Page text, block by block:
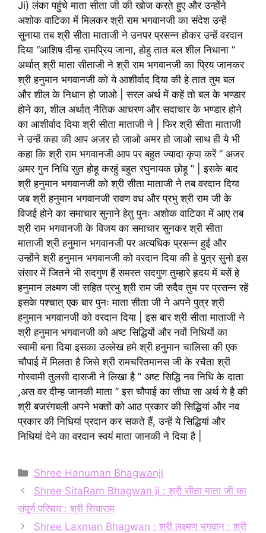
Ji) लंका पहुंचे माता सीता जी की खोज करते हुए और उन्होंने
अशोक वाटिका में मिलकर श्री राम भगवानजी का संदेश उन्हें
सुनाया तब श्री सीता माताजी ने उनपर प्रसन्न होकर उन्हें वरदान
दिया “आशिष दीन्ह रामप्रिय जाना, होहु तात बल शील निधाना ”
अर्थात् श्री माता सीताजी ने श्री राम भगवानजी का प्रिय जानकर
श्री हनुमान भगवानजी को ये आशीर्वाद दिया की हे तात तुम बल
और शील के निधान हो जाओ | सरल अर्थ में कहें तो बल के भण्डार
होने का, शील अर्थात् नैतिक आचरण और सदाचार के भण्डार होने
का आशीर्वाद दिया श्री सीता माताजी ने | फिर श्री सीता माताजी
ने उन्हें कहा की आप अजर हो जाओ अमर हो जाओ साथ ही ये भी
कहा कि श्री राम भगवानजी आप पर बहुत ज्यादा कृपा करें ” अजर
अमर गुन निधि सुत होहू करहुं बहुत रघुनायक छोहू ” | इसके बाद
श्री हनुमान भगवानजी को श्री सीता माताजी ने तब वरदान दिया
जब श्री हनुमान भगवानजी रावण वध और प्रभु श्री राम जी के
विजई होने का समाचार सुनाने हेतु पुनः अशोक वाटिका में आए तब
श्री राम भगवानजी के विजय का समाचार सुनकर श्री सीता
माताजी श्री हनुमान भगवानजी पर अत्यधिक प्रसन्न हुईं और
उन्होंने श्री हनुमान भगवानजी को वरदान दिया की हे पुत्र सुनो इस
संसार में जितने भी सदगुण हैं समस्त सदगुण तुम्हारे हृदय में बसें हे
हनुमान लक्ष्मण जी सहित प्रभु श्री राम जी सदैव तुम पर प्रसन्न रहें
इसके पश्चात् एक बार पुनः माता सीता जी ने अपने पुत्र श्री
हनुमान भगवानजी को वरदान दिया | इस बार श्री सीता माताजी ने
श्री हनुमान भगवानजी को अष्ट सिद्धियों और नवों निधियों का
स्वामी बना दिया इसका उल्लेख हमे श्री हनुमान चालिसा की एक
चौपाई में मिलता है जिसे श्री रामचरितमानस जी के रचैता श्री
गोस्वामी तुलसी दासजी ने लिखा है ” अष्ट सिद्धि नव निधि के दाता
,अस वर दीन्ह जानकी माता ” इस चौपाई का सीधा सा अर्थ ये है की
श्री बजरंगबली अपने भक्तों को आठ प्रकार की सिद्धियां और नव
प्रकार की निधियां प्रदान कर सकते हैं, उन्हें ये सिद्धियां और
निधियां देने का वरदान स्वयं माता जानकी ने दिया है |
Categories
Shree Hanuman Bhagwanji
Shree SitaRam Bhagwan ji : श्री सीता माता जी का
संपूर्ण परिचय : श्री सियाराम
Shree Laxman Bhagwan : श्री लक्ष्मण भगवान : श्री